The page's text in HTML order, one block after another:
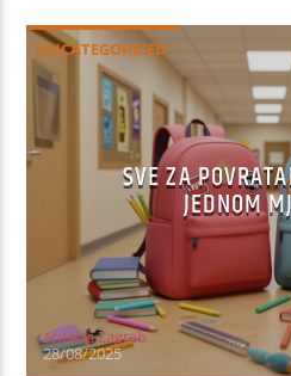
UNCATEGORIZED
SVE ZA
JEDNOM
Antena Zagreb
28/08/2025